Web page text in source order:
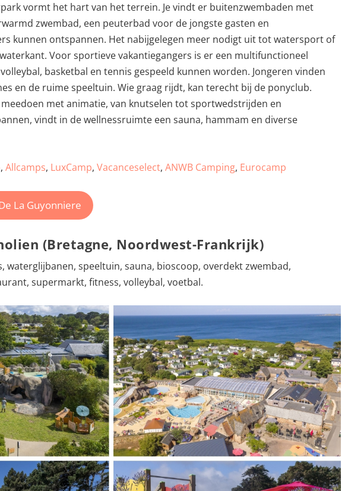
vormt het hart van het terrein. Je vindt er buitenzwembaden met
zwembad, een peuterbad voor de jongste gasten en
kunnen ontspannen. Het nabijgelegen meer nodigt uit tot watersport of
Voor sportieve vakantiegangers is er een multifunctioneel
basketbal en tennis gespeeld kunnen worden. Jongeren vinden
en de ruime speeltuin. Wie graag rijdt, kan terecht bij de ponyclub.
met animatie, van knutselen tot sportwedstrijden en
vindt in de wellnessruimte een sauna, hammam en diverse
,Allcamps, LuxCamp,Vacanceselect,ANWB Camping, Eurocamp
La Guyonniere
(Bretagne, Noordwest-Frankrijk)
waterglijbanen, speeltuin, sauna, bioscoop, overdekt zwembad,
supermarkt, fitness, volleybal, voetbal.